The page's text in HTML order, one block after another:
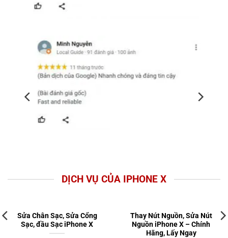
DỊCH VỤ CỦA IPHONE X
Sửa Chân Sạc, Sửa Cổng
Sạc, đầu Sạc iPhone X
Thay Nút Nguồn, Sửa Nút
Nguồn iPhone X – Chính
Hãng, Lấy Ngay